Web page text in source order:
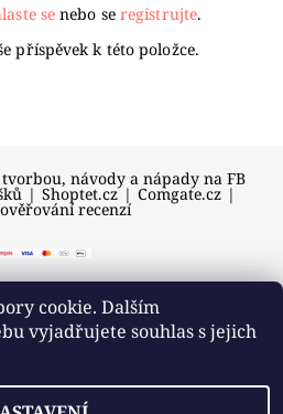
se nebo se registrujte.
příspěvek k této položce.
návody a nápady na FB
| Shoptet.cz | Comgate.cz |
recenzí
všechna práva vyhrazena
cookie. Dalším
vyjadřujete souhlas s jejich